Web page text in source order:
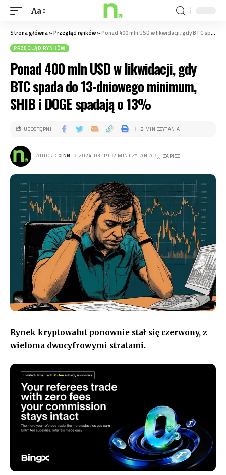
Aa
Strona główna»Przegląd rynków»Ponad 400 mln USD w likwidacji, gdy BTC spada do 13-dniowego minimum, SHIB i DOGE spadają o 13%
PRZEGLĄD RYNKÓW
Ponad 400 mln USD w likwidacji, gdy
BTC spada do 13-dniowego minimum,
SHIB i DOGE spadają o 13%
AUTOR COINN. . 2024-03-19 2 MIN CZYTANIA
UDOSTĘPNIJ 2 MIN CZYTANIA
Rynek kryptowalut ponownie stał się czerwony, z
wieloma dwucyfrowymi stratami.